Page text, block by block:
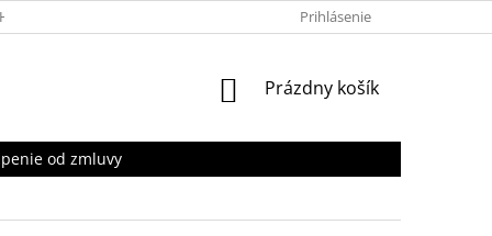
OSOBNÝCH ÚDAJOV Prihlásenie
NÁKUPNÝ
Prázdny košík
od zmluvy